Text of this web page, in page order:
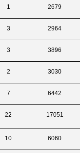
1 2679
3 2964
3 3896
2 3030
7 6442
22 17051
10 6060